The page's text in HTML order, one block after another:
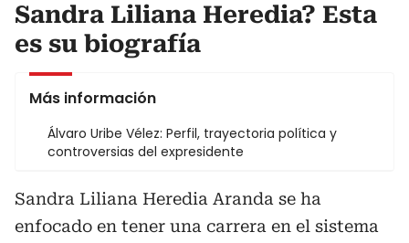
Sandra Liliana Heredia? Esta
es su biografía
Más información
Álvaro Uribe Vélez: Perfil, trayectoria política y
controversias del expresidente
Sandra Liliana Heredia Aranda se ha
enfocado en tener una carrera en el sistema